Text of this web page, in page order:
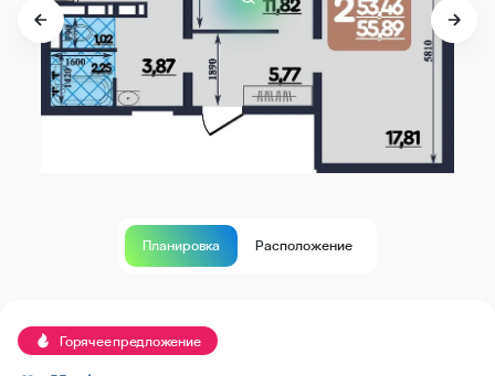
Планировка Расположение
Горячее предложение